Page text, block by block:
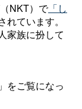
NKT）で「し
れています。
家族に扮して
をご覧になっ